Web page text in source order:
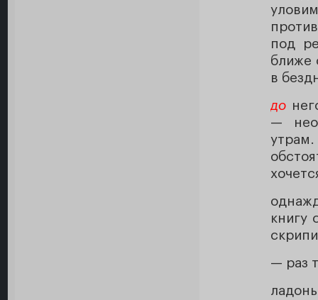
под
ближе
в
до
—
книгу
— раз